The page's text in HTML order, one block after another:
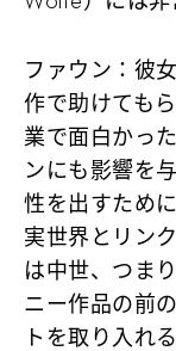
ファウン ：彼
作で助けても
業で面白かっ
ンにも影響を
性を出すため
実世界とリン
は中世、つま
ニー作品の前
トを取り入れ